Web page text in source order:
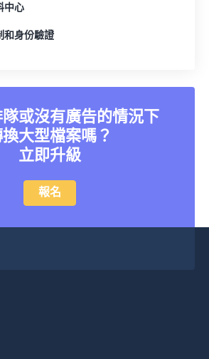
中心
和身份驗證
或沒有廣告的情況下
大型檔案嗎？
立即升級
報名